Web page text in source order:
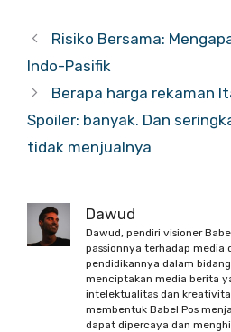
Risiko Bersama:
Indo-Pasifik
Berapa harga rekaman
Spoiler: banyak. Dan
tidak menjualnya
Dawud
Dawud, pendiri visioner
passionnya terhadap media
pendidikannya dalam
menciptakan media berita
intelektualitas dan
membentuk Babel Pos
dapat dipercaya dan